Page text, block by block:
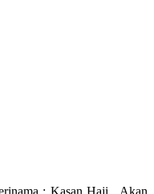
: Kasan Haji. Akan